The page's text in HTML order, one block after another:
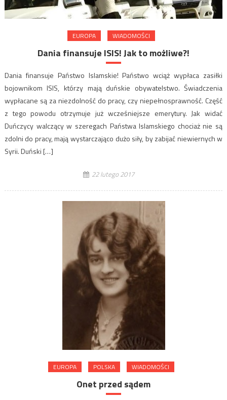
EUROPA WIADOMOŚCI
Dania finansuje ISIS! Jak to możliwe?!
Dania finansuje Państwo Islamskie! Państwo wciąż wypłaca zasiłki
bojownikom ISIS, którzy mają duńskie obywatelstwo. Świadczenia
wypłacane są za niezdolność do pracy, czy niepełnosprawność. Część
z tego powodu otrzymuje już wcześniejsze emerytury. Jak widać
Duńczycy walczący w szeregach Państwa Islamskiego chociaż nie są
zdolni do pracy, mają wystarczająco dużo siły, by zabijać niewiernych w
Syrii. Duński […]
22 lutego 2017
EUROPA POLSKA WIADOMOŚCI
Onet przed sądem